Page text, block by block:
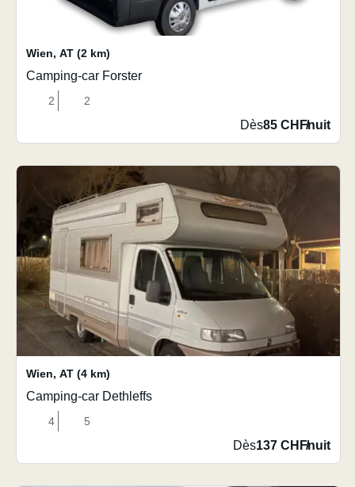
Wien, AT (2 km)
Camping-car Forster
2 2
Dès85 CHF/nuit
Wien, AT (4 km)
Camping-car Dethleffs
4 5
Dès137 CHF/nuit